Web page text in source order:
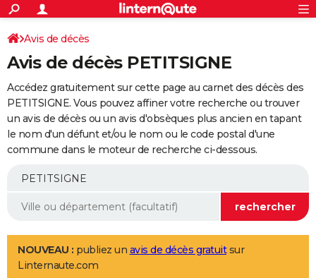
ACTUALITÉS
Politique
Société
Faits Divers
Education
Monde
Villes
+
SPORT
Coupe du monde 2026
Football
Tennis
Cyclisme
Rugby
Forum
Programme TV
TNT
Streaming
Cinéma
Sorties cinéma
Musique
+
FINANCE
Impôts
Immobilier
Risques naturels par ville
Banque
Assurance
Crédit
AUTO
Essais
Réserver un essai
Citadines
Berlines
SUV
Forum auto
+
Mobiles
Meilleur smartphone
Internet
Ordinateurs
Jeux vidéo
Guide high-tech
Aménagement intérieur
LIFESTYLE
Art de vivre
Bien-être
Loisirs
Mode
Modes de vie
Avis de décès
Avis de décès PETITSIGNE
Accédez gratuitement sur cette page au carnet des décès des
PETITSIGNE. Vous pouvez affiner votre recherche ou trouver
un avis de décès ou un avis d'obsèques plus ancien en tapant
le nom d'un défunt et/ou le nom ou le code postal d'une
commune dans le moteur de recherche ci-dessous.
NOUVEAU : publiez un avis de décès gratuitsur
Linternaute.com